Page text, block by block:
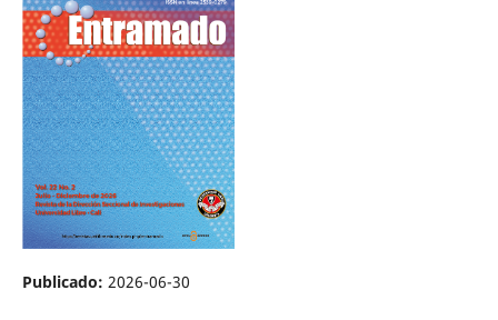
Publicado: 2026-06-30